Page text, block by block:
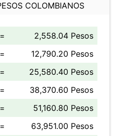
COLOMBIANOS
=
2,558.04 Pesos
=
12,790.20 Pesos
=
25,580.40 Pesos
=
38,370.60 Pesos
=
51,160.80 Pesos
=
63,951.00 Pesos